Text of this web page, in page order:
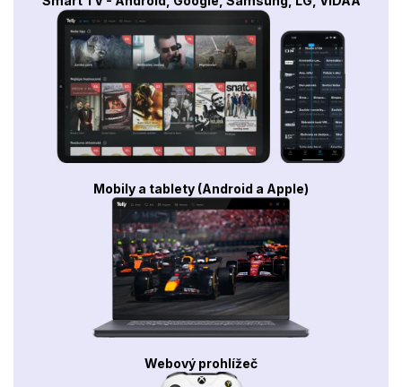
Mobily a tablety (Android a Apple)
Webový prohlížeč